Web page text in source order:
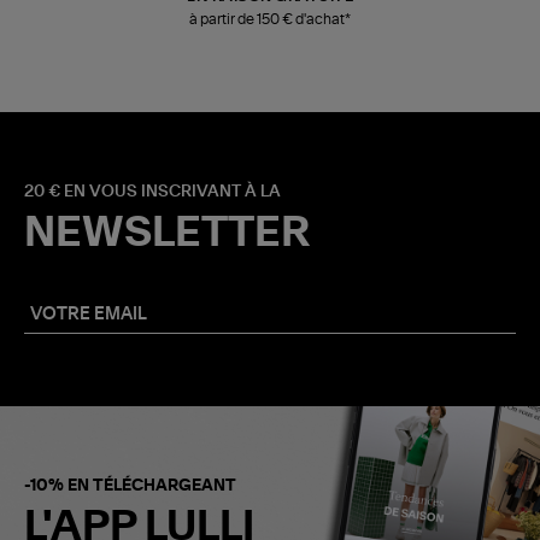
à partir de 150 € d'achat*
20 € EN VOUS INSCRIVANT À LA
NEWSLETTER
-10% EN TÉLÉCHARGEANT
L'APP LULLI